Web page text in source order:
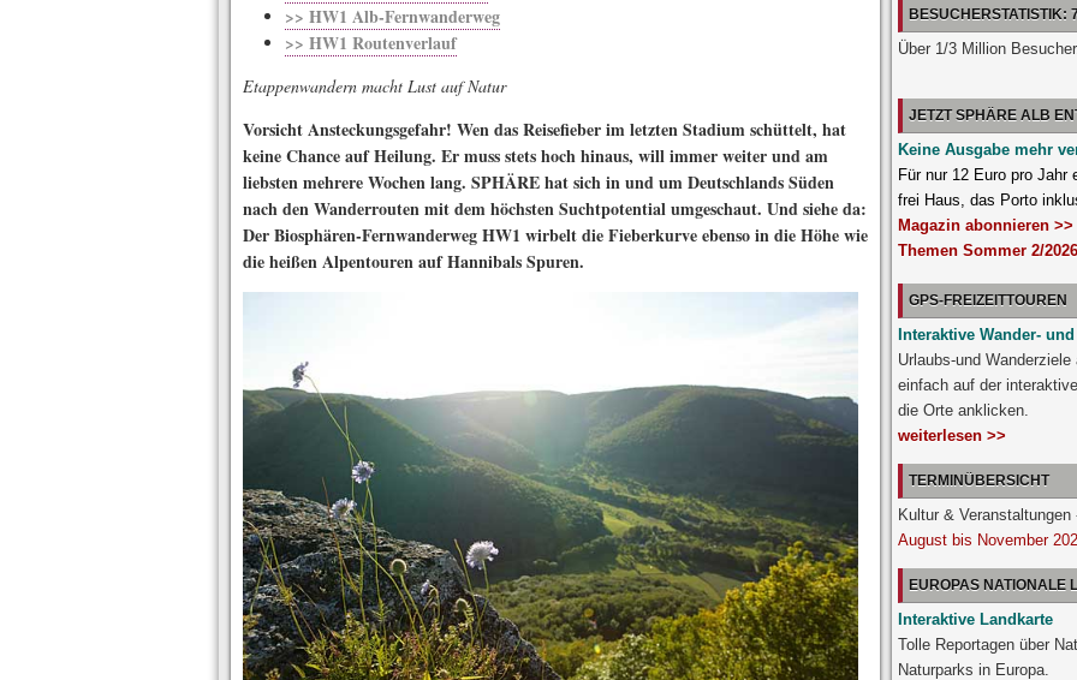
>> HW1 Alb-Fernwanderweg
>> HW1 Routenverlauf
Etappenwandern macht Lust auf Natur
Vorsicht Ansteckungsgefahr! Wen das Reisefieber im letzten Stadium schüttelt, hat
keine Chance auf Heilung. Er muss stets hoch hinaus, will immer weiter und am
liebsten mehrere Wochen lang. SPHÄRE hat sich in und um Deutschlands Süden
nach den Wanderrouten mit dem höchsten Suchtpotential umgeschaut. Und siehe da:
Der Biosphären-Fernwanderweg HW1 wirbelt die Fieberkurve ebenso in die Höhe wie
die heißen Alpentouren auf Hannibals Spuren.
BESUCHERSTATISTIK:
Über 1/3 Million
JETZT SPHÄRE ALB
Keine Ausgabe mehr
Für nur 12 Euro pro Jahr
frei Haus, das Porto
Magazin abonnieren >>
Themen Sommer 2/
GPS-FREIZEITTOUREN
Interaktive Wander-
Urlaubs-und
einfach auf der
die Orte anklicken.
weiterlesen >>
TERMINÜBERSICHT
Kultur & Veranstaltungen
August bis November
EUROPAS NATIONALE
Interaktive Landkarte
Tolle Reportagen über
Naturparks in Europa.